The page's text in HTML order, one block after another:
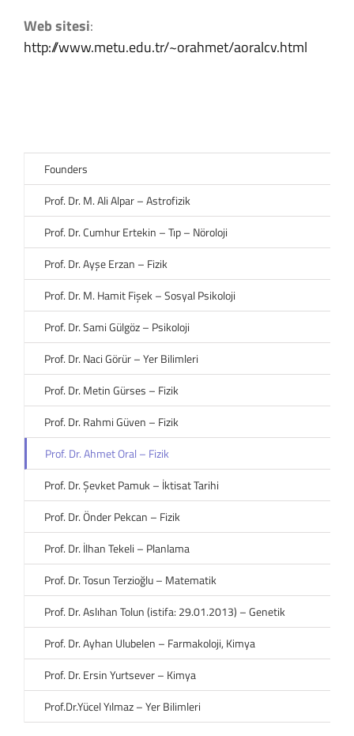
Web sitesi:
http://www.metu.edu.tr/~orahmet/aoralcv.html
Founders
Prof. Dr. M. Ali Alpar – Astrofizik
Prof. Dr. Cumhur Ertekin – Tıp – Nöroloji
Prof. Dr. Ayşe Erzan – Fizik
Prof. Dr. M. Hamit Fişek – Sosyal Psikoloji
Prof. Dr. Sami Gülgöz – Psikoloji
Prof. Dr. Naci Görür – Yer Bilimleri
Prof. Dr. Metin Gürses – Fizik
Prof. Dr. Rahmi Güven – Fizik
Prof. Dr. Ahmet Oral – Fizik
Prof. Dr. Şevket Pamuk – İktisat Tarihi
Prof. Dr. Önder Pekcan – Fizik
Prof. Dr. İlhan Tekeli – Planlama
Prof. Dr. Tosun Terzioğlu – Matematik
Prof. Dr. Aslıhan Tolun (istifa: 29.01.2013) – Genetik
Prof. Dr. Ayhan Ulubelen – Farmakoloji, Kimya
Prof. Dr. Ersin Yurtsever – Kimya
Prof.Dr.Yücel Yılmaz – Yer Bilimleri